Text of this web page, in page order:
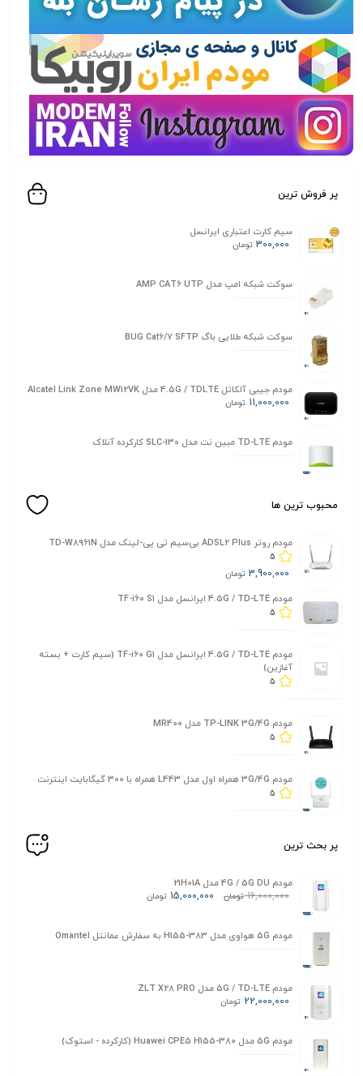
پر فروش ترین
سیم کارت اعتباری ایرانسل
300,000 تومان
سوکت شبکه امپ مدل AMP CAT6 UTP
سوکت شبکه طلایی باگ BUG Cat6/7 SFTP
مودم جیبی آلکاتل 4.5G / TDLTE مدل Alcatel Link Zone MW12VK
11,000,000 تومان
مودم TD-LTE مبین نت مدل SLC-130 کارکرده آنلاک
محبوب ترین ها
مودم روتر ADSL2 Plus بی‌سیم تی پی-لینک مدل TD-W8961N
5
3,900,000 تومان
مودم 4.5G / TD-LTE ایرانسل مدل TF-i60 S1
5
مودم 4.5G / TD-LTE ایرانسل مدل TF-i60 G1 (سیم کارت + بسته
آغازین)
5
مودم TP-LINK 3G/4G مدل MR400
5
مودم 3G/4G همراه اول مدل L443 همراه با 300 گیگابایت اینترنت
5
پر بحث ترین
مودم 4G / 5G DU مدل 21H01A
16,000,000 تومان 15,000,000 تومان
مودم 5G هواوی مدل H155-383 به سفارش عمانتل Omantel
مودم 5G / TD-LTE مدل ZLT X28 PRO
22,000,000 تومان
مودم 5G مدل Huawei CPE5 H155-380 (کارکرده - استوک)